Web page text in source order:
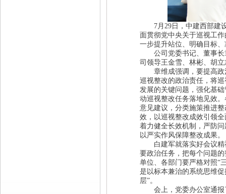
7月29日，中建西部建设
面贯彻党中央关于巡视工
一步提升站位、明确目标
公司党委书记、董事长
司领导王金雪、林彬、胡
章维成强调， 要提高
巡视整改的政治责任，将
发展的关键问题，强化基
动巡视整改任务落地见效。
意见建议，分类施策推进
效，以巡视整改成效引领
着力健全长效机制，严防
以严实作风保障整改成果。
白建军就落实好会议精
要政治任务，把每个问题
单位、各部门要严格对照“
是以标本兼治的系统思维促
层”。
会上，党委办公室通报